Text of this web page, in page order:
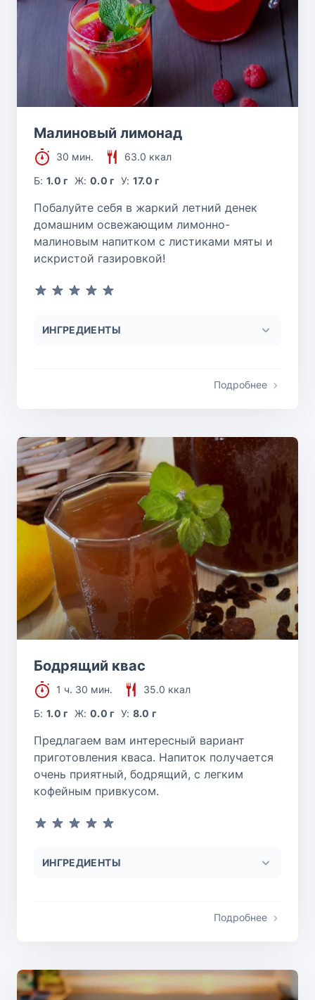
Малиновый лимонад
30 мин.
63.0 ккал
Б:1.0 г Ж: 0.0 г У: 17.0 г
Побалуйте себя в жаркий летний денек
домашним освежающим лимонно-
малиновым напитком с листиками мяты и
искристой газировкой!
ИНГРЕДИЕНТЫ
Подробнее
Бодрящий квас
1 ч. 30 мин.
35.0 ккал
Б:1.0 г Ж: 0.0 г У: 8.0 г
Предлагаем вам интересный вариант
приготовления кваса. Напиток получается
очень приятный, бодрящий, с легким
кофейным привкусом.
ИНГРЕДИЕНТЫ
Подробнее